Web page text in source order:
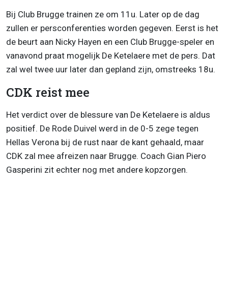
Bij Club Brugge trainen ze om 11u. Later op de dag
zullen er persconferenties worden gegeven. Eerst is het
de beurt aan Nicky Hayen en een Club Brugge-speler en
vanavond praat mogelijk De Ketelaere met de pers. Dat
zal wel twee uur later dan gepland zijn, omstreeks 18u.
CDK reist mee
Het verdict over de blessure van De Ketelaere is aldus
positief. De Rode Duivel werd in de 0-5 zege tegen
Hellas Verona bij de rust naar de kant gehaald, maar
CDK zal mee afreizen naar Brugge. Coach Gian Piero
Gasperini zit echter nog met andere kopzorgen.